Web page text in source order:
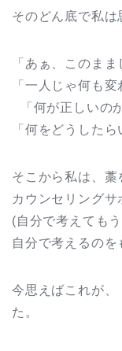
そのどん底で私は
「あぁ、このまま
「一人じゃ何も変
「何が正しいの
「何をどうした
そこから私は、藁
カウンセリングサ
(自分で考えても
自分で考えるの
今思えばこれが、
た。